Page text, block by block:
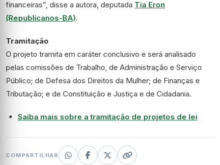
financeiras”, disse a autora, deputada Tia Eron
(Republicanos-BA).
Tramitação
O projeto tramita em caráter conclusivo e será analisado
pelas comissões de Trabalho, de Administração e Serviço
Público; de Defesa dos Direitos da Mulher; de Finanças e
Tributação; e de Constituição e Justiça e de Cidadania.
Saiba mais sobre a tramitação de projetos de lei
COMPARTILHAR